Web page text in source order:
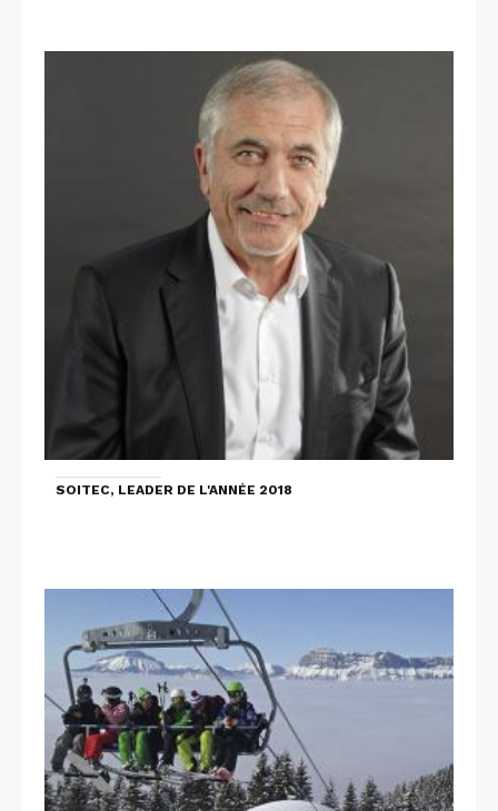
SOITEC, LEADER DE L'ANNÉE 2018